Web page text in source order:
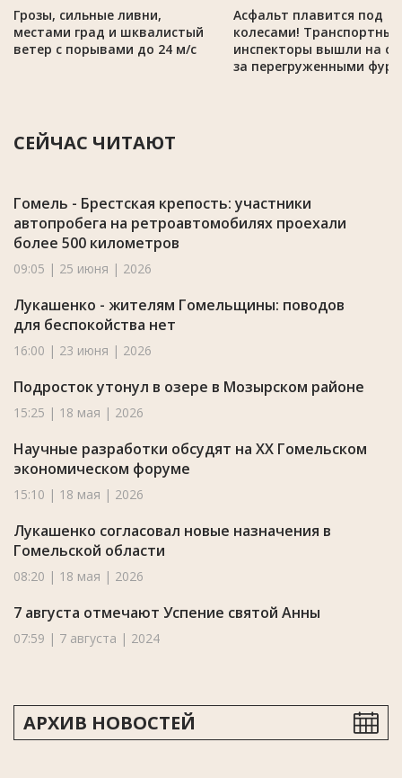
Грозы, сильные ливни,
местами град и шквалистый
ветер с порывами до 24 м/с
Асфальт плавится под
колесами! Транспортные
инспекторы вышли на
за перегруженными
СЕЙЧАС ЧИТАЮТ
Гомель - Брестская крепость: участники
автопробега на ретроавтомобилях проехали
более 500 километров
09:05 | 25 июня | 2026
Лукашенко - жителям Гомельщины: поводов
для беспокойства нет
16:00 | 23 июня | 2026
Подросток утонул в озере в Мозырском районе
15:25 | 18 мая | 2026
Научные разработки обсудят на XX Гомельском
экономическом форуме
15:10 | 18 мая | 2026
Лукашенко согласовал новые назначения в
Гомельской области
08:20 | 18 мая | 2026
7 августа отмечают Успение святой Анны
07:59 | 7 августа | 2024
АРХИВ НОВОСТЕЙ